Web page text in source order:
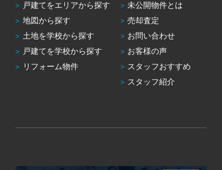
戸建てをエリアから探す
地図から探す
土地を学校から探す
戸建てを学校から探す
リフォーム物件
未公開物件とは
売却査定
お問い合わせ
お客様の声
スタッフおすすめ
スタッフ紹介